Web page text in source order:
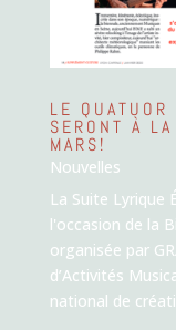
LE
SERONT À
MARS!
Nouvelles
La Suite
l'occasion de la
organisée par
d’Activités
national de